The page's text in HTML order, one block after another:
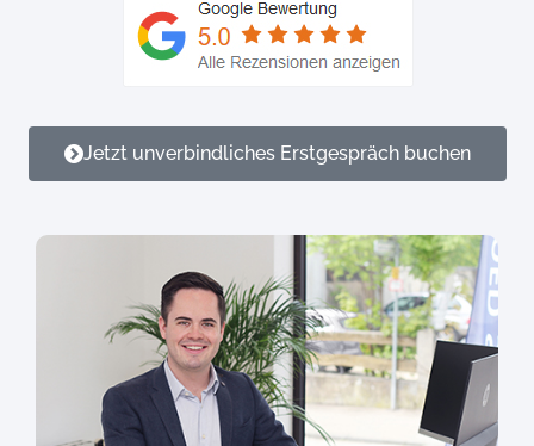
Jetzt unverbindliches Erstgespräch buchen